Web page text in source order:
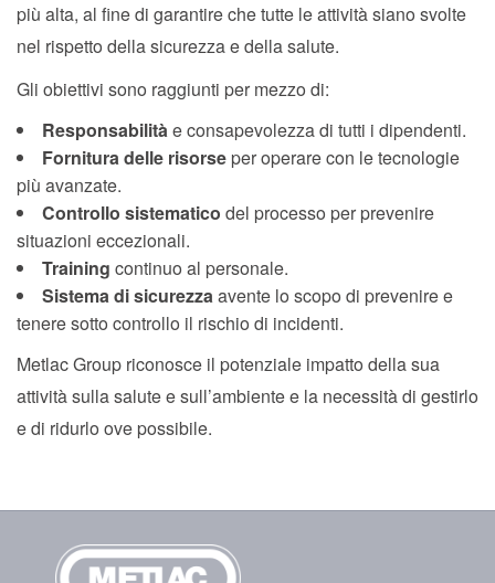
più alta, al fine di garantire che tutte le attività siano svolte
nel rispetto della sicurezza e della salute.
Gli obiettivi sono raggiunti per mezzo di:
Responsabilitàe consapevolezza di tutti i dipendenti.
Fornitura delle risorse per operare con le tecnologie
più avanzate.
Controllo sistematico del processo per prevenire
situazioni eccezionali.
Training continuo al personale.
Sistema di sicurezzaavente lo scopo di prevenire e
tenere sotto controllo il rischio di incidenti.
Metlac Group riconosce il potenziale impatto della sua
attività sulla salute e sull’ambiente e la necessità di gestirlo
e di ridurlo ove possibile.